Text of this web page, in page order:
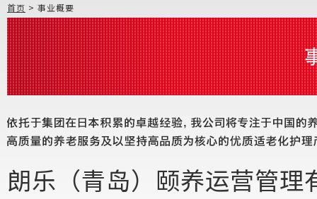
首页 > 事业概要
朗乐（青岛）颐养运营管理